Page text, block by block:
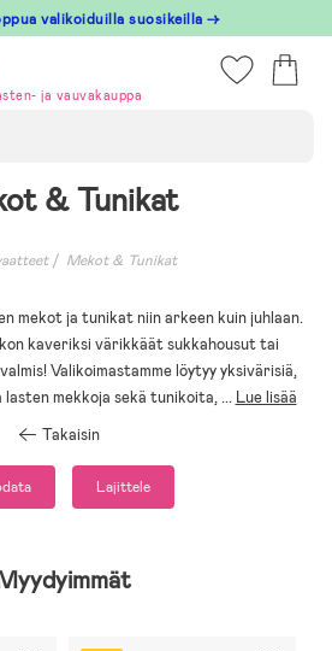
valikoiduilla suosikeilla →
ja vauvakauppa
& Tunikat
Mekot & Tunikat
mekot ja tunikat niin arkeen kuin juhlaan.
kaveriksi värikkäät sukkahousut tai
Valikoimastamme löytyy yksivärisiä,
lasten mekkoja sekä tunikoita,... Lue lisää
Takaisin
Lajittele